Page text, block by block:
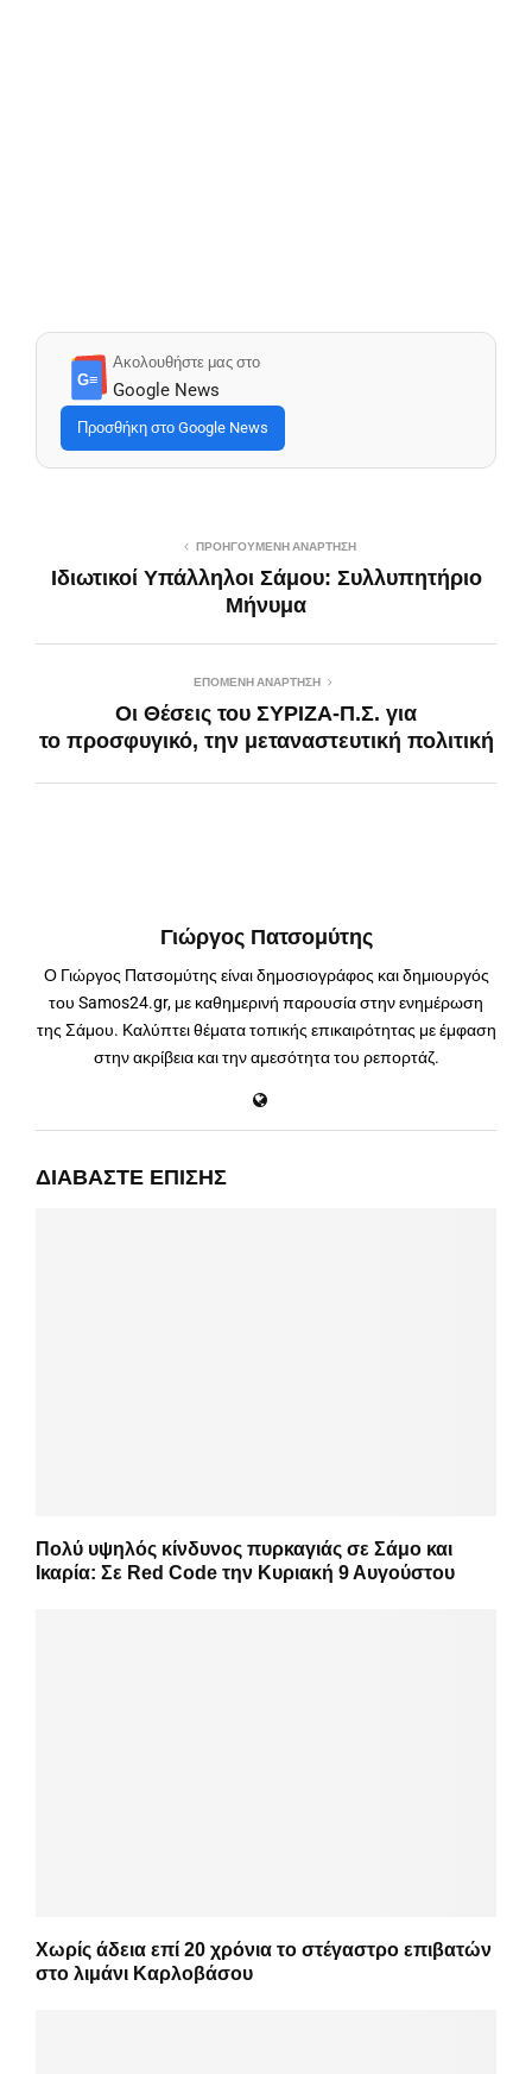
G≡
Ακολουθήστε μας στο
Google News
Προσθήκη στο Google News
ΠΡΟΗΓΟΎΜΕΝΗ ΑΝΆΡΤΗΣΗ
Ιδιωτικοί Υπάλληλοι Σάμου: Συλλυπητήριο
Μήνυμα
ΕΠΌΜΕΝΗ ΑΝΆΡΤΗΣΗ
Οι Θέσεις του ΣΥΡΙΖΑ-Π.Σ. για
το προσφυγικό, την μεταναστευτική πολιτική
Γιώργος Πατσομύτης
Ο Γιώργος Πατσομύτης είναι δημοσιογράφος και δημιουργός
του Samos24.gr, με καθημερινή παρουσία στην ενημέρωση
της Σάμου. Καλύπτει θέματα τοπικής επικαιρότητας με έμφαση
στην ακρίβεια και την αμεσότητα του ρεπορτάζ.
ΔΙΑΒΆΣΤΕ ΕΠΊΣΗΣ
Πολύ υψηλός κίνδυνος πυρκαγιάς σε Σάμο και
Ικαρία: Σε Red Code την Κυριακή 9 Αυγούστου
Χωρίς άδεια επί 20 χρόνια το στέγαστρο επιβατών
στο λιμάνι Καρλοβάσου